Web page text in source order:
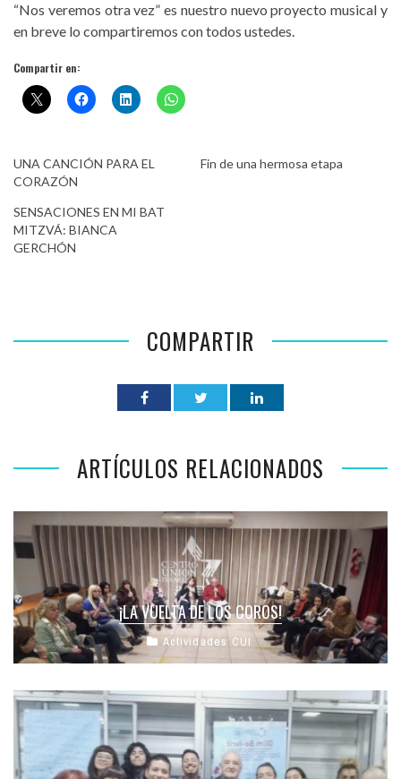
“Nos veremos otra vez” es nuestro nuevo proyecto musical y
en breve lo compartiremos con todos ustedes.
Compartir en:
UNA CANCIÓN PARA EL
CORAZÓN
Fin de una hermosa etapa
SENSACIONES EN MI BAT
MITZVÁ: BIANCA
GERCHÓN
COMPARTIR
ARTÍCULOS RELACIONADOS
¡LA VUELTA DE LOS COROS!
Actividades CUI